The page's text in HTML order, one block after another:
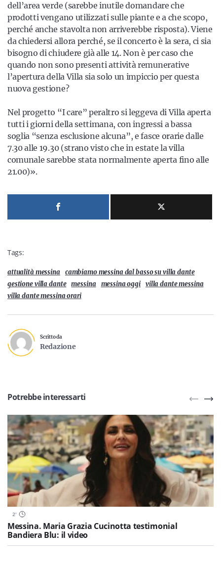
dell’area verde (sarebbe inutile domandare che
prodotti vengano utilizzati sulle piante e a che scopo,
perché anche stavolta non arriverebbe risposta). Viene
da chiedersi allora perché, se il concerto è la sera, ci sia
bisogno di chiudere già alle 14. Non è per caso che
quando non sono presenti attività remunerative
l’apertura della Villa sia solo un impiccio per questa
nuova gestione?
Nel progetto “I care” peraltro si leggeva di Villa aperta
tutti i giorni della settimana, con ingressi a bassa
soglia “senza esclusione alcuna”, e fasce orarie dalle
7.30 alle 19.30 (strano visto che in estate la villa
comunale sarebbe stata normalmente aperta fino alle
21.00)».
Tags:
attualità messina
cambiamo messina dal basso su villa dante
gestione villa dante messina messina oggi villa dante messina
villa dante messina orari
Scritto da
Redazione
Potrebbe interessarti
2'
Messina. Maria Grazia Cucinotta testimonial
Bandiera Blu: il video